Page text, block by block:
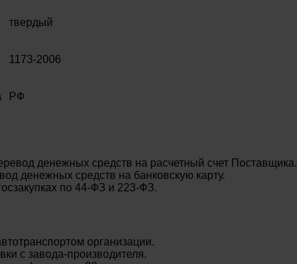
твердый
1173-2006
РФ
денежных средств на расчетный счет Поставщика.
денежных средств на банковскую карту.
по 44-ФЗ и 223-ФЗ.
организации.
с завода-производителя.